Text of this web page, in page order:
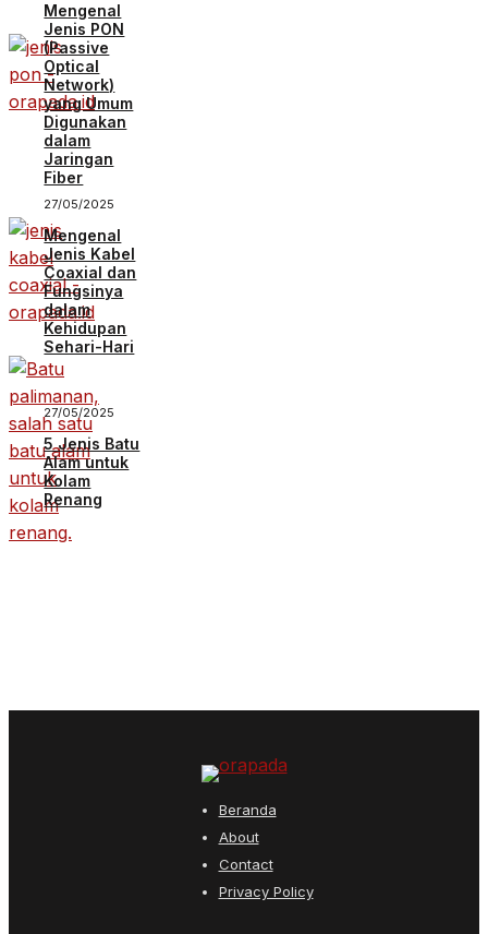
Mengenal
Jenis PON
(Passive
Optical
Network)
yang Umum
Digunakan
dalam
Jaringan
Fiber
27/05/2025
Mengenal
Jenis Kabel
Coaxial dan
Fungsinya
dalam
Kehidupan
Sehari-Hari
27/05/2025
5 Jenis Batu
Alam untuk
Kolam
Renang
Beranda
About
Contact
Privacy Policy